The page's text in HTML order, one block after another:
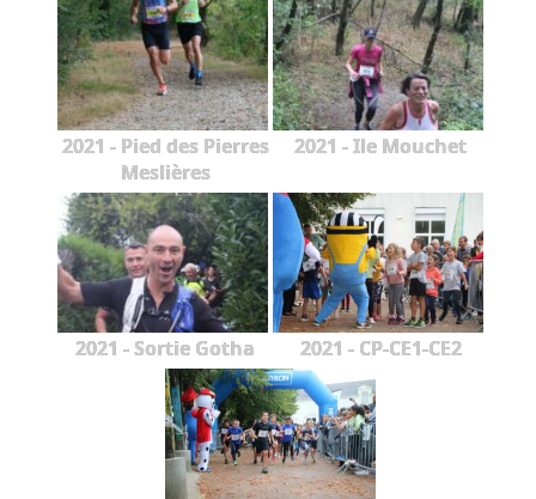
2021 - Pied des Pierres
Meslières
2021 - Ile Mouchet
2021 - Sortie Gotha 2021 - CP-CE1-CE2